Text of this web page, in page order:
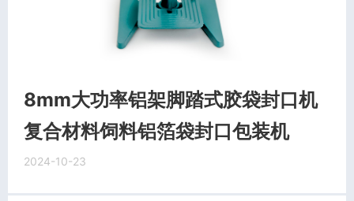
8mm大功率铝架脚踏式胶袋封口机
复合材料饲料铝箔袋封口包装机
2024-10-23